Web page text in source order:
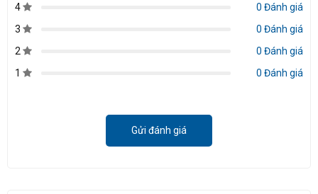
4
0 Đánh giá
3
0 Đánh giá
2
0 Đánh giá
1
0 Đánh giá
Gửi đánh giá